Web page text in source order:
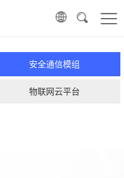
安全通信模组
物联网云平台